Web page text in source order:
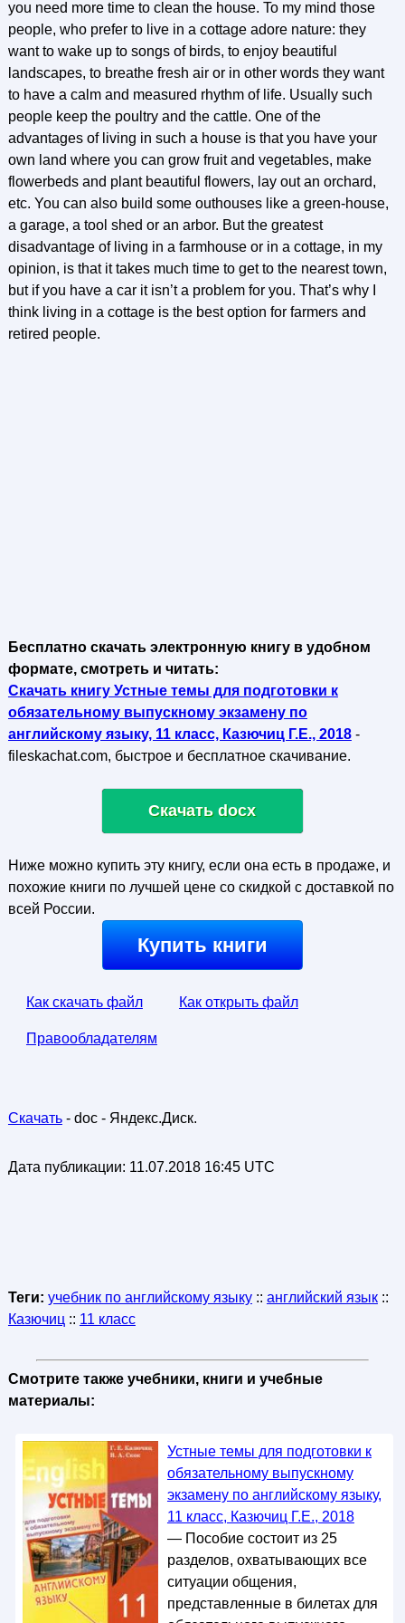
you need more time to clean the house. To my mind those
people, who prefer to live in a cottage adore nature: they
want to wake up to songs of birds, to enjoy beautiful
landscapes, to breathe fresh air or in other words they want
to have a calm and measured rhythm of life. Usually such
people keep the poultry and the cattle. One of the
advantages of living in such a house is that you have your
own land where you can grow fruit and vegetables, make
flowerbeds and plant beautiful flowers, lay out an orchard,
etc. You can also build some outhouses like a green-house,
a garage, a tool shed or an arbor. But the greatest
disadvantage of living in a farmhouse or in a cottage, in my
opinion, is that it takes much time to get to the nearest town,
but if you have a car it isn’t a problem for you. That’s why I
think living in a cottage is the best option for farmers and
retired people.
Бесплатно скачать электронную книгу в удобном
формате, смотреть и читать:
Скачать книгу Устные темы для подготовки к
обязательному выпускному экзамену по
английскому языку, 11 класс, Казючиц Г.Е., 2018-
fileskachat.com, быстрое и бесплатное скачивание.
Скачать docx
Ниже можно купить эту книгу, если она есть в продаже, и
похожие книги по лучшей цене со скидкой с доставкой по
всей России.
Купить книги
Как скачать файл Как открыть файл
Правообладателям
Скачать- doc - Яндекс.Диск.
Дата публикации: 11.07.2018 16:45 UTC
Теги: учебник по английскому языку:: английский язык::
Казючиц :: 11 класс
Смотрите также учебники, книги и учебные
материалы:
Устные темы для подготовки к
обязательному выпускному
экзамену по английскому языку,
11 класс, Казючиц Г.Е., 2018
— Пособие состоит из 25
разделов, охватывающих все
ситуации общения,
представленные в билетах для